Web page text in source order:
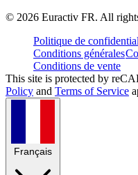
© 2026 Euractiv FR. All
Politique de
Conditions générales
Conditions de vente
This site is protected by
Policy and Terms of Service
Français